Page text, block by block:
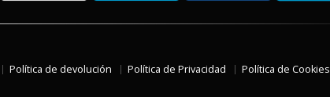
Política de devolución Política de Privacidad Política de Cookies